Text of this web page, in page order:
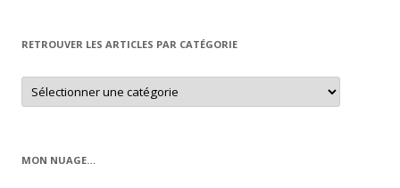
RETROUVER LES ARTICLES PAR CATÉGORIE
Retrouver
les
articles
MON NUAGE…